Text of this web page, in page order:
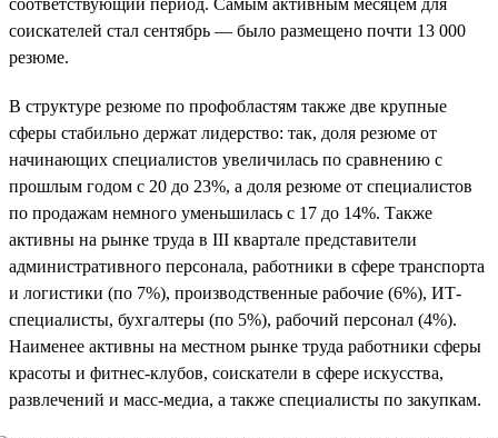
соискателей стал сентябрь — было размещено почти 13 000
резюме.
В структуре резюме по профобластям также две крупные
сферы стабильно держат лидерство: так, доля резюме от
начинающих специалистов увеличилась по сравнению с
прошлым годом c 20 до 23%, а доля резюме от специалистов
по продажам немного уменьшилась с 17 до 14%. Также
активны на рынке труда в III квартале представители
административного персонала, работники в сфере транспорта
и логистики (по 7%), производственные рабочие (6%), ИТ-
специалисты, бухгалтеры (по 5%), рабочий персонал (4%).
Наименее активны на местном рынке труда работники сферы
красоты и фитнес-клубов, соискатели в сфере искусства,
развлечений и масс-медиа, а также специалисты по закупкам.